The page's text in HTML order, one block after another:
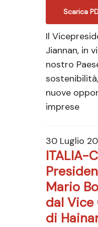
Scarica
Il
Jiannan, in
nostro
nuove
imprese
30 Luglio
ITALIA-
Mario
dal Vice
di